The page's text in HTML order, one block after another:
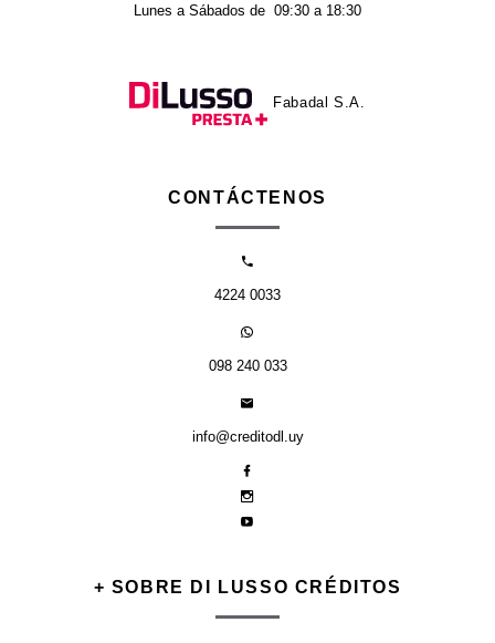
Lunes a Sábados de 09:30 a 18:30
Fabadal S.A.
CONTÁCTENOS
4224 0033
098 240 033
info@creditodl.uy
+ SOBRE DI LUSSO CRÉDITOS